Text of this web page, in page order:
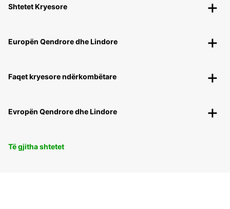
Shtetet Kryesore
Europën Qendrore dhe Lindore
Faqet kryesore ndërkombëtare
Evropën Qendrore dhe Lindore
Të gjitha shtetet